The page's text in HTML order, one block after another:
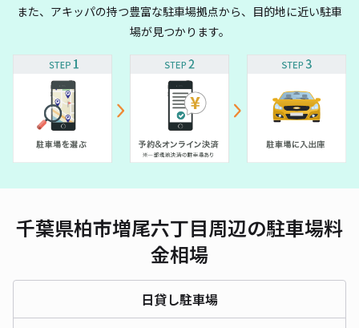
また、アキッパの持つ豊富な駐車場拠点から、目的地に近い駐車
場が見つかります。
千葉県柏市増尾六丁目周辺の駐車場料
金相場
日貸し駐車場